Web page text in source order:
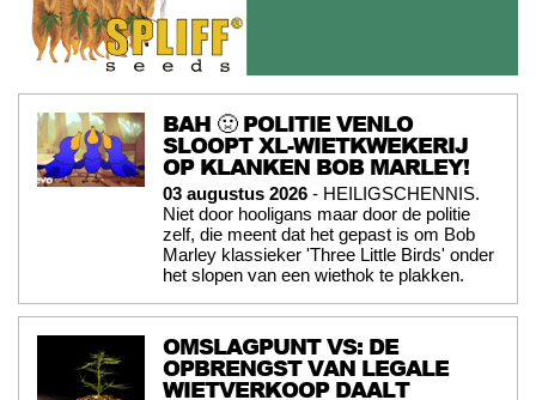
BAH 🤢 POLITIE VENLO
SLOOPT XL-WIETKWEKERIJ
OP KLANKEN BOB MARLEY!
03 augustus 2026 - HEILIGSCHENNIS.
Niet door hooligans maar door de politie
zelf, die meent dat het gepast is om Bob
Marley klassieker 'Three Little Birds' onder
het slopen van een wiethok te plakken.
OMSLAGPUNT VS: DE
OPBRENGST VAN LEGALE
WIETVERKOOP DAALT